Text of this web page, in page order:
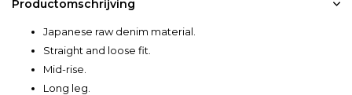
Productomschrijving
Japanese raw denim material.
Straight and loose fit.
Mid-rise.
Long leg.